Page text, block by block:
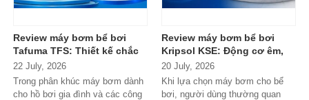
Review máy bơm bể bơi
Tafuma TFS: Thiết kế chắc
chắn, vận hành ổn định,
đáng cân nhắc cho hồ bơi
gia đình
22 July, 2026
Trong phân khúc máy bơm dành
cho hồ bơi gia đình và các công
Review máy bơm bể bơi
Kripsol KSE: Động cơ êm,
bền bỉ, có xứng đáng với
danh tiếng từ Tây Ban Nha?
20 July, 2026
Khi lựa chọn máy bơm cho bể
bơi, người dùng thường quan